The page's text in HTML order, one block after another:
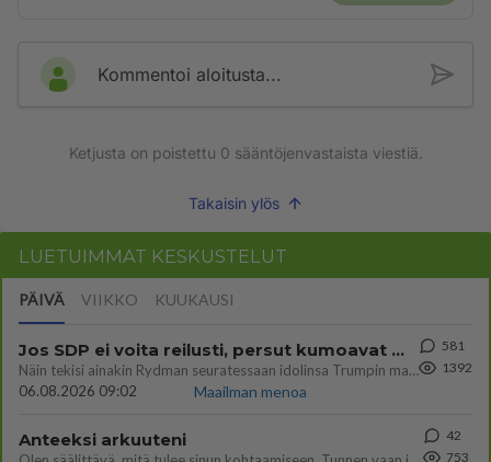
Kommentoi aloitusta...
Ketjusta on poistettu 0 sääntöjenvastaista viestiä.
Takaisin ylös
LUETUIMMAT KESKUSTELUT
PÄIVÄ VIIKKO KUUKAUSI
Jos SDP ei voita reilusti, persut kumoavat demokratian Suomesta
Näin tekisi ainakin Rydman seuratessaan idolinsa Trumpin mallia https://www.is.fi/politiikka/art-2000012187244.html
06.08.2026 09:02
Maailman menoa
581
1392
Anteeksi arkuuteni
42
753